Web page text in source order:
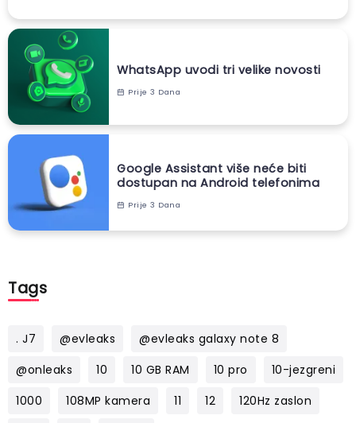
WhatsApp uvodi tri velike novosti
Prije 3 Dana
Google Assistant više neće biti
dostupan na Android telefonima
Prije 3 Dana
Tags
. J7 @evleaks
@evleaks galaxy note 8
@onleaks
10 10 GB RAM 10 pro
10-jezgreni
1000
108MP kamera 11 12
120Hz zaslon